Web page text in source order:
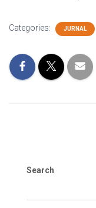
Categories: JURNAL
Search